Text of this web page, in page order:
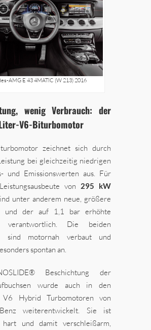
AMG E 43 4MATIC (W 213) 2016
wenig Verbrauch: der
V6-Biturbomotor
zeichnet sich durch
bei gleichzeitig niedrigen
und Emissionswerten aus. Für
von 295 kW
unter anderem neue, größere
und der auf 1,1 bar erhöhte
verantwortlich. Die beiden
sind motornah verbaut und
spontan an.
Beschichtung der
wurde auch in den
Hybrid Turbomotoren von
Benz weiterentwickelt. Sie ist
hart und damit verschleißarm,